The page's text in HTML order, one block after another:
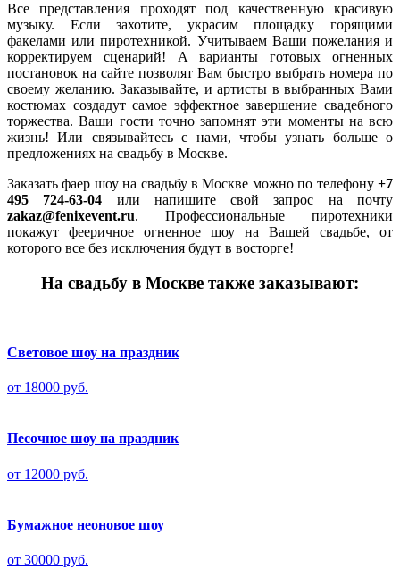
Все представления проходят под качественную красивую
музыку. Если захотите, украсим площадку горящими
факелами или пиротехникой. Учитываем Ваши пожелания и
корректируем сценарий! А варианты готовых огненных
постановок на сайте позволят Вам быстро выбрать номера по
своему желанию. Заказывайте, и артисты в выбранных Вами
костюмах создадут самое эффектное завершение свадебного
торжества. Ваши гости точно запомнят эти моменты на всю
жизнь! Или связывайтесь с нами, чтобы узнать больше о
предложениях на свадьбу в Москве.
Заказать фаер шоу на свадьбу в Москве можно по телефону +7
495 724-63-04 или напишите свой запрос на почту
zakaz@fenixevent.ru. Профессиональные пиротехники
покажут фееричное огненное шоу на Вашей свадьбе, от
которого все без исключения будут в восторге!
На свадьбу в Москве также заказывают:
Световое шоу на праздник
от 18000 руб.
Песочное шоу на праздник
от 12000 руб.
Бумажное неоновое шоу
от 30000 руб.